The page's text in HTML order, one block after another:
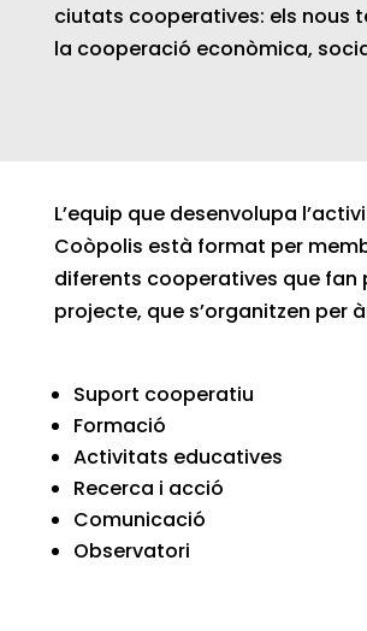
ciutats cooperatives: els nous
la cooperació econòmica,
L’equip que desenvolupa
Coòpolis està format per
diferents cooperatives que fan
projecte, que s’organitzen per
Suport cooperatiu
Formació
Activitats educatives
Recerca i acció
Comunicació
Observatori